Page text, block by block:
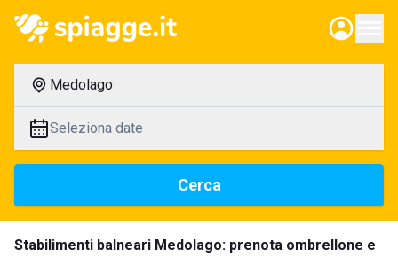
Medolago
Seleziona date
Cerca
Stabilimenti balneari Medolago: prenota ombrellone e